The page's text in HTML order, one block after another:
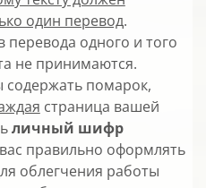
один перевод.
перевода одного и того
не принимаются.
помарок,
страница вашей
личный шифр
правильно оформлять
облегчения работы